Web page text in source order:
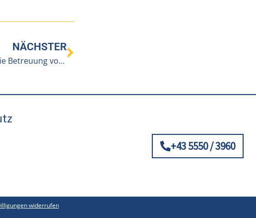
NÄCHSTER
CareTable – Der digitale Aktivitätstisch für die Betreuung von Senioren
+43 5550 / 3960
widerrufen